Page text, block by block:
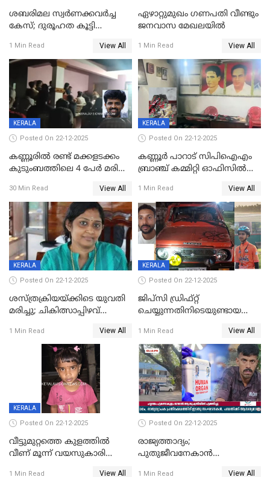
ശബരിമല സ്വര്‍ണക്കവര്‍ച്ച
കേസ്; ദുരൂഹത കൂട്ടി
1 Min Read View All
ഏഴാറ്റുമുഖം ഗണപതി വീണ്ടും
ജനവാസ മേഖലയിൽ
1 Min Read View All
KERALA
Posted On 22-12-2025
കണ്ണൂരിൽ രണ്ട് മക്കളടക്കം
കുടുംബത്തിലെ 4 പേർ മരിച്ച
30 Min Read View All
KERALA
Posted On 22-12-2025
കണ്ണൂർ പാറാട് സിപിഐഎം
ബ്രാഞ്ച് കമ്മിറ്റി ഓഫിസിൽ
ചിത്രങ്ങളടക്കം കത്തിയ
നിലയിൽ
1 Min Read View All
KERALA
Posted On 22-12-2025
ശസ്ത്രക്രിയയ്‌ക്കിടെ യുവതി
മരിച്ചു; ചികിത്സാപ്പിഴവ്
സംഭവം മാവേലിക്കരയിൽ
1 Min Read View All
KERALA
Posted On 22-12-2025
ജിപ്സി ഡ്രിഫ്റ്റ്
ചെയ്യുന്നതിനിടെയുണ്ടായ
ദാരുണാന്ത്യം; ജീപ്സി
ഓടിച്ചയാൾ അറസ്റ്റിൽ.
1 Min Read View All
KERALA
Posted On 22-12-2025
വീട്ടുമുറ്റത്തെ കുളത്തിൽ
വീണ് മൂന്ന് വയസുകാരി
1 Min Read View All
Posted On 22-12-2025
രാജ്യത്താദ്യം;
പുതുജീവനേകാൻ
1 Min Read View All